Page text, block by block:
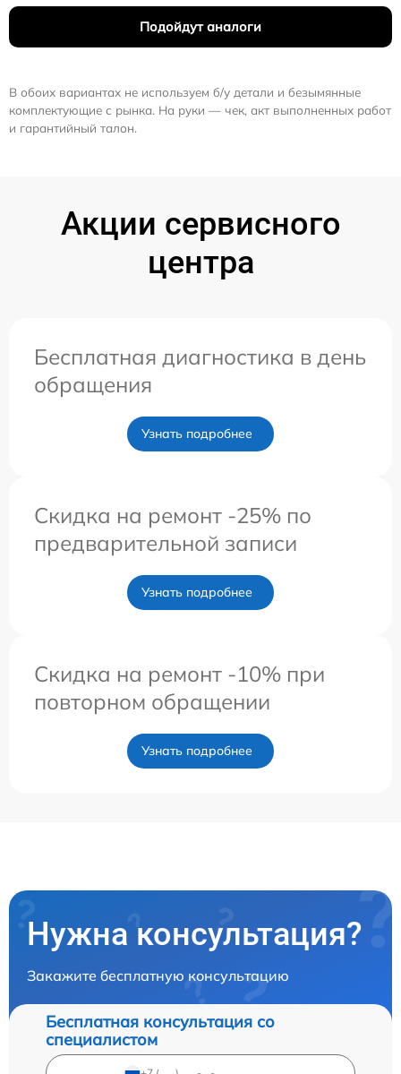
Подойдут аналоги
В обоих вариантах не используем б/у детали и безымянные
комплектующие с рынка. На руки — чек, акт выполненных работ
и гарантийный талон.
Акции сервисного
центра
Бесплатная диагностика в день
обращения
Узнать подробнее
Скидка на ремонт -25% по
предварительной записи
Узнать подробнее
Скидка на ремонт -10% при
повторном обращении
Узнать подробнее
Нужна консультация?
Закажите бесплатную консультацию
Бесплатная консультация со
специалистом